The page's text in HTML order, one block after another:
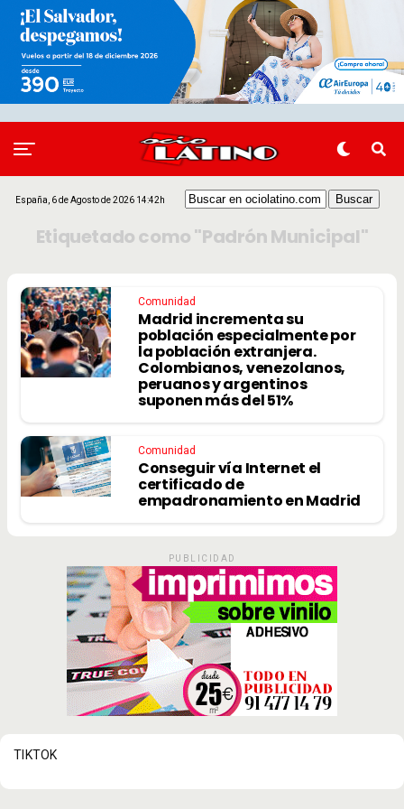
España, 6 de Agosto de 2026 14:42h
Etiquetado como "Padrón Municipal"
Comunidad
Madrid incrementa su
población especialmente por
la población extranjera.
Colombianos, venezolanos,
peruanos y argentinos
suponen más del 51%
Comunidad
Conseguir vía Internet el
certificado de
empadronamiento en Madrid
PUBLICIDAD
TIKTOK